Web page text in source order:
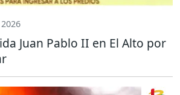
Juan Pablo II en El Alto por